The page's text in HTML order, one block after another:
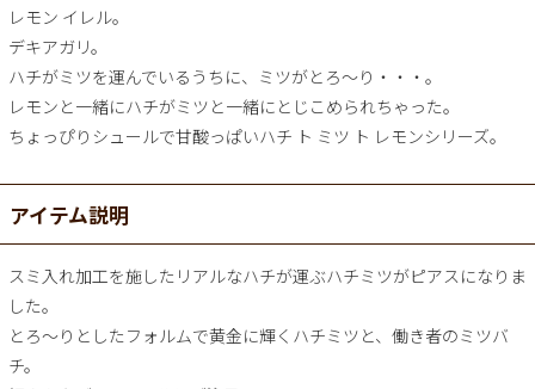
レモン イレル。
デキアガリ。
ハチがミツを運んでいるうちに、ミツがとろ～り・・・。
レモンと一緒にハチがミツと一緒にとじこめられちゃった。
ちょっぴりシュールで甘酸っぱいハチ ト ミツ ト レモンシリーズ。
アイテム説明
スミ入れ加工を施したリアルなハチが運ぶハチミツがピアスになりま
した。
とろ～りとしたフォルムで黄金に輝くハチミツと、働き者のミツバ
チ。